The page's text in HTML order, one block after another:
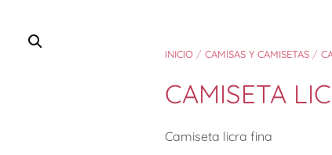
INICIO / CAMISAS Y CAMISETAS /
CAMISETA
Camiseta licra fina